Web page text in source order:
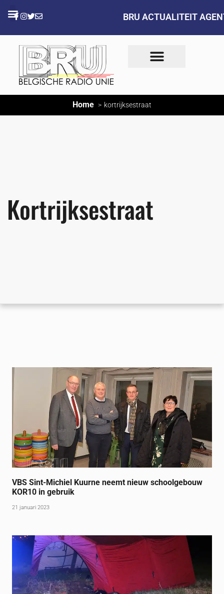
BRU ACTUALITEIT
Home kortrijksestraat
Kortrijksestraat
VBS Sint-Michiel Kuurne neemt nieuw schoolgebouw
KOR10 in gebruik
21 januari 2023